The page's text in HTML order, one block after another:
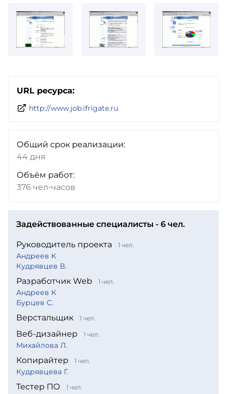
URL ресурса:
http://www.job.ifrigate.ru
Общий срок реализации:
44 дня
Объём работ:
376 чел-часов
Задействованные специалисты - 6 чел.
Руководитель проекта 1 чел.
Андреев К
Кудрявцев В.
Разработчик Web 1 чел.
Андреев К
Бурцев С.
Верстальщик 1 чел.
Веб-дизайнер 1 чел.
Михайлова Л.
Копирайтер 1 чел.
Кудрявцева Г.
Тестер ПО 1 чел.